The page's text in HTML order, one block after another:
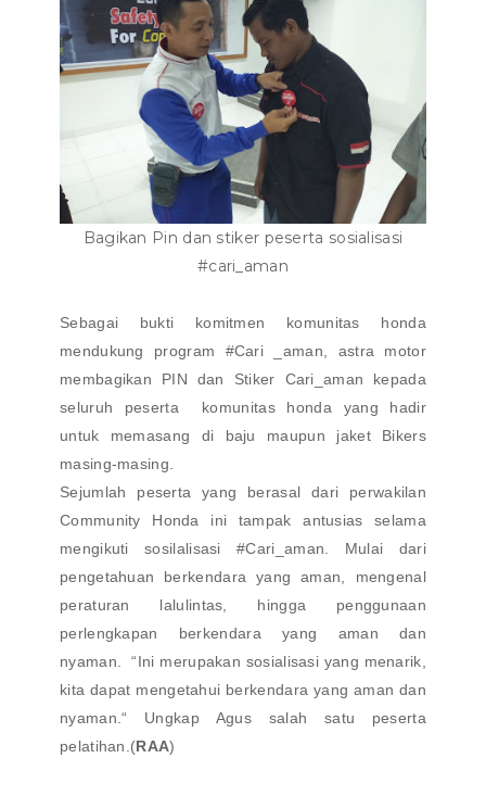
Bagikan Pin dan stiker peserta sosialisasi
#cari_aman
Sebagai bukti komitmen komunitas honda
mendukung program #Cari _aman, astra motor
membagikan PIN dan Stiker Cari_aman kepada
seluruh peserta komunitas honda yang hadir
untuk memasang di baju maupun jaket Bikers
masing-masing.
Sejumlah peserta yang berasal dari perwakilan
Community Honda ini tampak antusias selama
mengikuti sosilalisasi #Cari_aman. Mulai dari
pengetahuan berkendara yang aman, mengenal
peraturan lalulintas, hingga penggunaan
perlengkapan berkendara yang aman dan
nyaman. “Ini merupakan sosialisasi yang menarik,
kita dapat mengetahui berkendara yang aman dan
nyaman.“ Ungkap Agus salah satu peserta
pelatihan.(RAA)